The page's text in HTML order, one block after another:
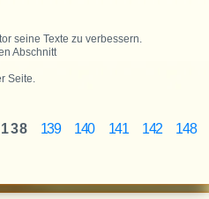
seine Texte zu verbessern.
Abschnitt
Seite.
138 139 140 141 142 148